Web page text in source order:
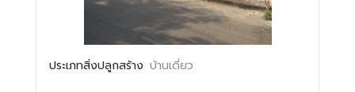
ประเภทสิ่งปลูกสร้าง บ้านเดี่ยว